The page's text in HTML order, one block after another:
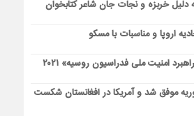
دلیل خربزه و نجات جان شاعر کتابخوان
اروپا و مناسبات با مسکو
امنیت ملی فدراسیون روسیه» ۲۰۲۱
موفق شد و آمریکا در افغانستان شکست